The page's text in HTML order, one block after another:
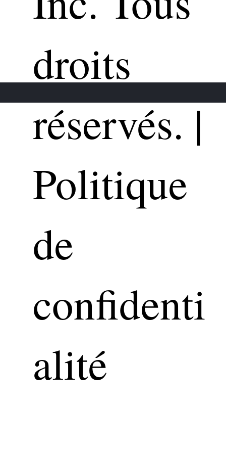
Studio possède les compétences, l'expertise et la
créativité nécessaires pour donner vie à votre vision.
droits
réservés.|
Politique
de
confidenti
alité